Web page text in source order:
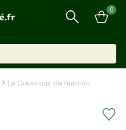
0
Le Couscous de manioc